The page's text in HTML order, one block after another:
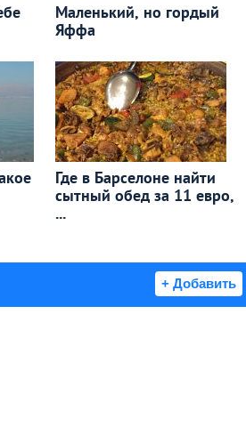
Маленький, но гордый
Яффа
Где в Барселоне найти
сытный обед за 11 евро,
...
+ Добавить